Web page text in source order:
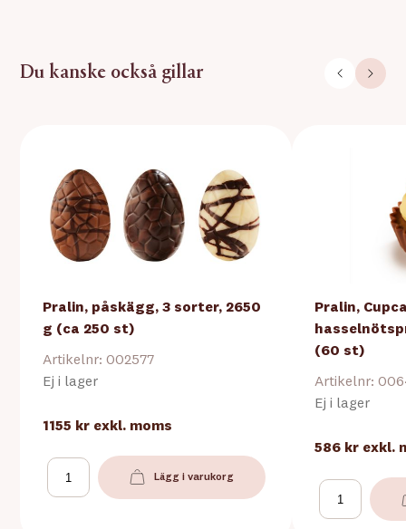
Du kanske också gillar
Pralin, påskägg, 3 sorter, 2650
g (ca 250 st)
Artikelnr: 002577
Ej i lager
1155 kr exkl. moms
Lägg i varukorg
Pralin,
(60 st)
Artikelnr:
Ej i lager
586 kr exkl.